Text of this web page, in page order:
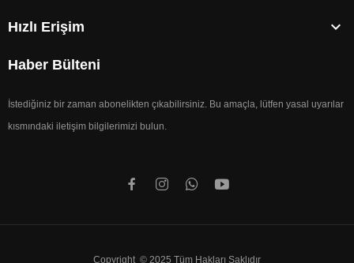
Hızlı Erişim 
Haber Bülteni
İstediğiniz bir zaman abonelikten çıkabilirsiniz. Bu amaçla, lütfen yasal uyarılar
kısmındaki iletişim bilgilerimizi bulun.
Copyright © 2025 Tüm Hakları Saklıdır